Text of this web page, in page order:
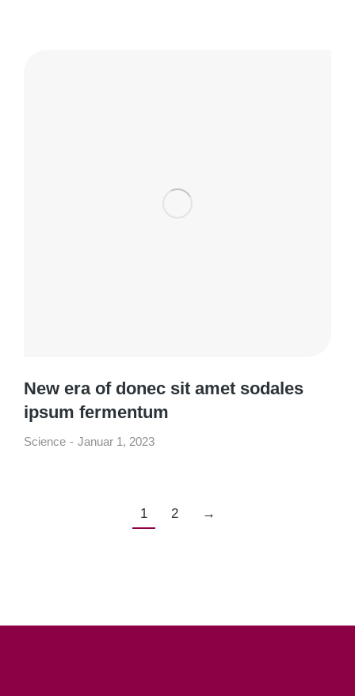
New era of donec sit amet sodales
ipsum fermentum
Science Januar 1, 2023
1 2 →